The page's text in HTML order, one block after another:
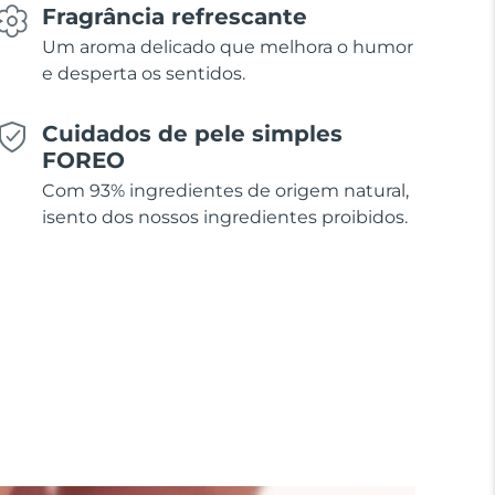
Fragrância refrescante
Um aroma delicado que melhora o humor
e desperta os sentidos.
Cuidados de pele simples
FOREO
Com 93% ingredientes de origem natural,
isento dos nossos ingredientes proibidos.